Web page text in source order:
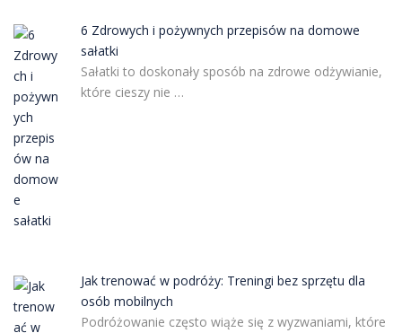
6 Zdrowych i pożywnych przepisów na domowe
sałatki
Sałatki to doskonały sposób na zdrowe odżywianie,
które cieszy nie …
Jak trenować w podróży: Treningi bez sprzętu dla
osób mobilnych
Podróżowanie często wiąże się z wyzwaniami, które